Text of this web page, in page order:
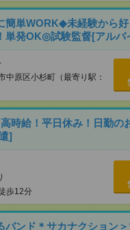
簡単WORK◆未経験から
単発OK◎試験監督[アルバ
中原区小杉町（最寄り駅：
時給！平日休み！日勤の
]
歩12分
バンド＊サカナクション